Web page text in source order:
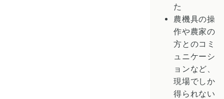
た
農機具の操
作や農家の
方とのコミ
ュニケーシ
ョンなど、
現場でしか
得られない